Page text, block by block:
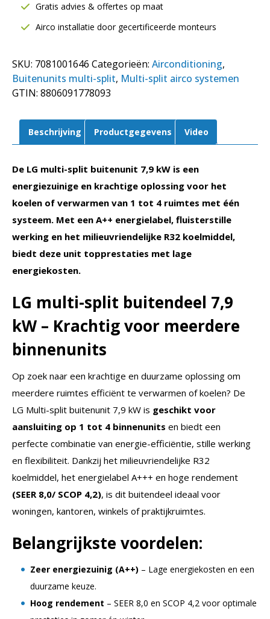
Multi-
split
1-
4
units
MU4R27.U24A0
aantal
Gratis advies & offertes op maat
Airco installatie door gecertificeerde monteurs
SKU: 7081001646 Categorieën: Airconditioning,
Buitenunits multi-split, Multi-split airco systemen
GTIN: 8806091778093
Beschrijving Productgegevens Video
De LG multi-split buitenunit 7,9 kW is een
energiezuinige en krachtige oplossing voor het
koelen of verwarmen van 1 tot 4 ruimtes met één
systeem. Met een A++ energielabel, fluisterstille
werking en het milieuvriendelijke R32 koelmiddel,
biedt deze unit topprestaties met lage
energiekosten.
LG multi-split buitendeel 7,9
kW – Krachtig voor meerdere
binnenunits
Op zoek naar een krachtige en duurzame oplossing om
meerdere ruimtes efficiënt te verwarmen of koelen? De
LG Multi-split buitenunit 7,9 kW is geschikt voor
aansluiting op 1 tot 4 binnenunits en biedt een
perfecte combinatie van energie-efficiëntie, stille werking
en flexibiliteit. Dankzij het milieuvriendelijke R32
koelmiddel, het energielabel A+++ en hoge rendement
(SEER 8,0/ SCOP 4,2), is dit buitendeel ideaal voor
woningen, kantoren, winkels of praktijkruimtes.
Belangrijkste voordelen:
Zeer energiezuinig (A++) – Lage energiekosten en een
duurzame keuze.
Hoog rendement – SEER 8,0 en SCOP 4,2 voor optimale